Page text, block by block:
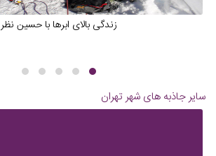
زندگی بالای ابرها با حسین نظر
سایر جاذبه های شهر تهران